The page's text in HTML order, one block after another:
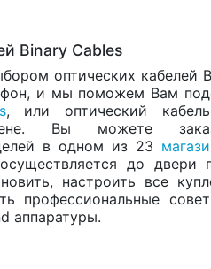
Binary Cables
оптических кабелей
и мы поможем Вам
, или оптический
Вы можете
в одном из 23
до
настроить все
профессиональные
аппаратуры.